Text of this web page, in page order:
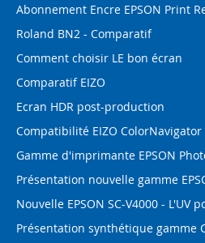
Abonnement Encre EPSON Print
Roland BN2 - Comparatif
Comment choisir LE bon écran
Comparatif EIZO
Ecran HDR post-production
Compatibilité EIZO ColorNavigator
Gamme d'imprimante EPSON
Présentation nouvelle gamme
Nouvelle EPSON SC-V4000 - L'UV
Présentation synthétique gamme